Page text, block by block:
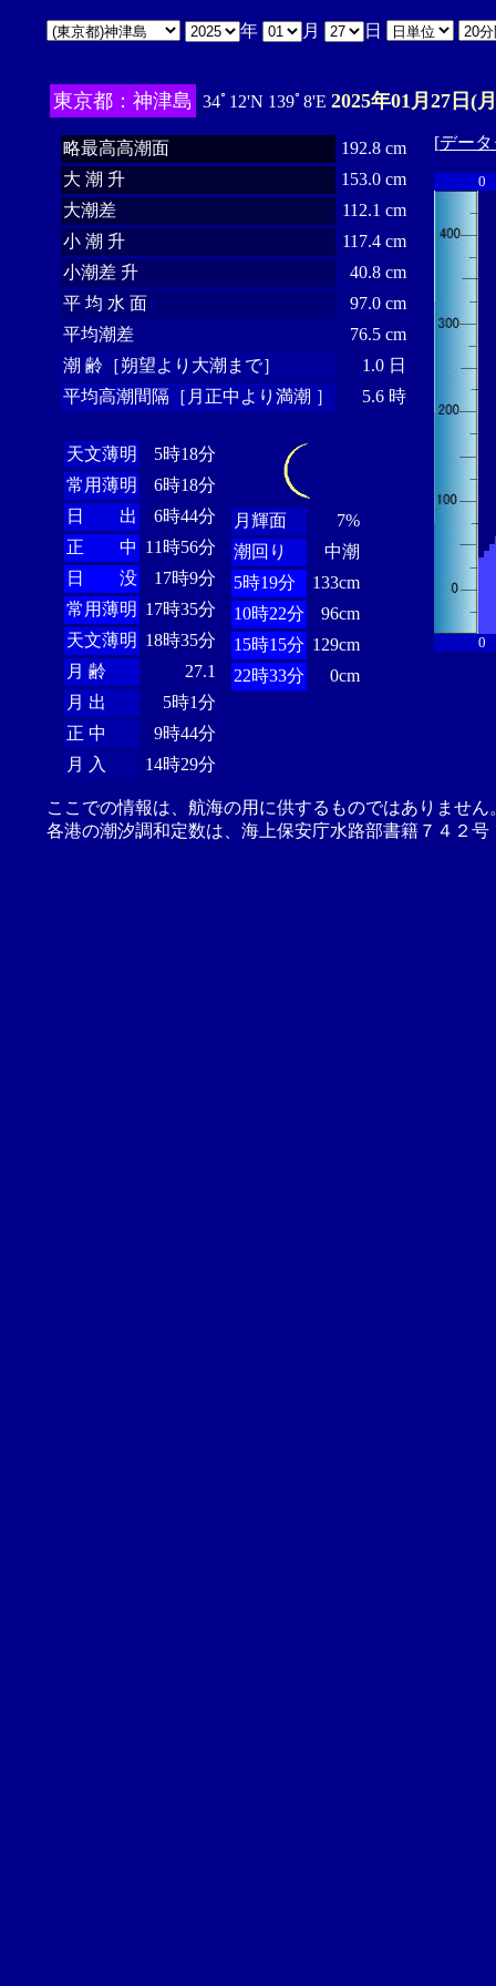
年 月 日
東京都：神津島 34ﾟ12'N 139ﾟ8'E 2025年01月27日(
略最高高潮面
192.8 cm
大 潮 升
153.0 cm
大潮差
112.1 cm
小 潮 升
117.4 cm
小潮差 升
40.8 cm
平 均 水 面
97.0 cm
平均潮差
76.5 cm
潮 齢［朔望より大潮まで］
1.0 日
平均高潮間隔［月正中より満潮 ］
5.6 時
天文薄明
5時18分
常用薄明
6時18分
日 出
6時44分
正 中 11時56分
日 没
17時9分
常用薄明 17時35分
天文薄明 18時35分
月 齢
27.1
月 出
5時1分
正 中
9時44分
月 入
14時29分
月輝面
7%
潮回り
中潮
5時19分
133cm
10時22分
96cm
15時15分 129cm
22時33分
0cm
[デー
0
0
ここでの情報は、航海の用に供するものではありませ
各港の潮汐調和定数は、海上保安庁水路部書籍７４２